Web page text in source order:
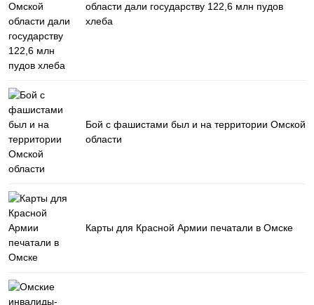
области дали государству 122,6 млн пудов
хлеба
Бой с фашистами был и на территории Омской
области
Карты для Красной Армии печатали в Омске